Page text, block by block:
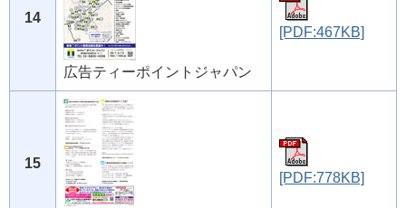
14
広告ティーポイントジャパン
[PDF:467KB]
15
[PDF:778KB]